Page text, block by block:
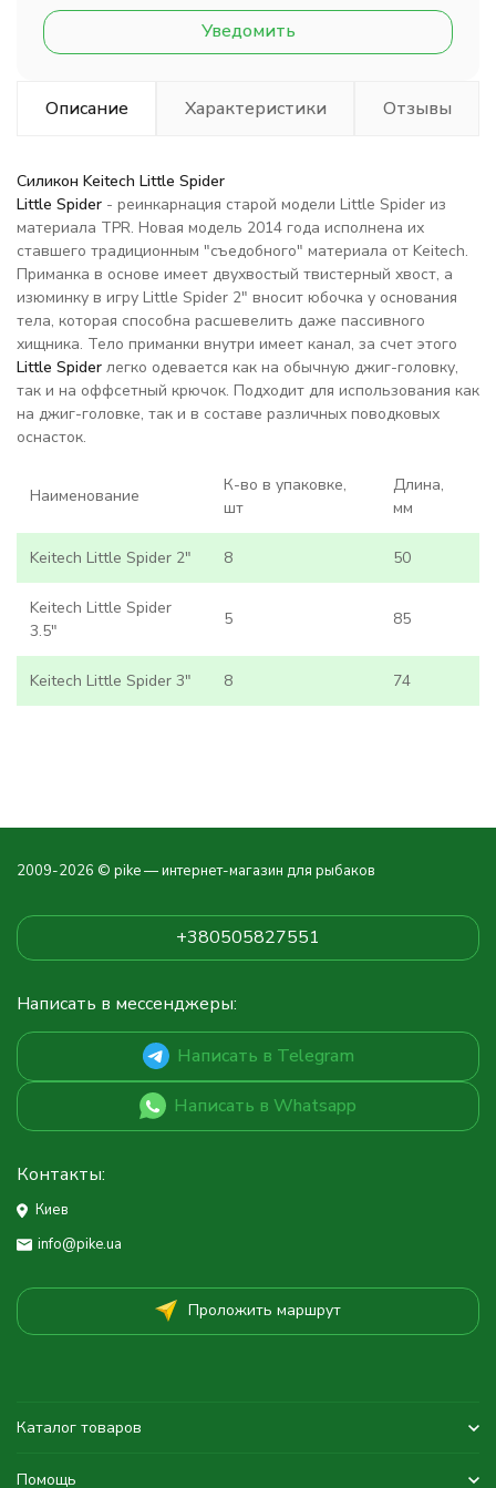
Уведомить
Описание Характеристики Отзывы
Силикон Keitech Little Spider
Little Spider - реинкарнация старой модели Little Spider из
материала TPR. Новая модель 2014 года исполнена их
ставшего традиционным "съедобного" материала от Keitech.
Приманка в основе имеет двухвостый твистерный хвост, а
изюминку в игру Little Spider 2" вносит юбочка у основания
тела, которая способна расшевелить даже пассивного
хищника. Тело приманки внутри имеет канал, за счет этого
Little Spider легко одевается как на обычную джиг-головку,
так и на оффсетный крючок. Подходит для использования как
на джиг-головке, так и в составе различных поводковых
оснасток.
Наименование
К-во в упаковке,
шт
Длина,
мм
Keitech Little Spider 2" 8 50
Keitech Little Spider
3.5"
5 85
Keitech Little Spider 3" 8 74
2009-2026 © pike — интернет-магазин для рыбаков
+380505827551
Написать в мессенджеры:
Написать в Telegram
Написать в Whatsapp
Контакты:
Киев
info@pike.ua
Проложить маршрут
Каталог товаров
Помощь